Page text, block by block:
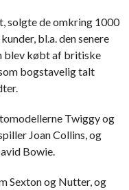
solgte de omkring 1000
bl.a. den senere
blev købt af britiske
bogstavelig talt
Twiggy og
Joan Collins, og
Bowie.
Sexton og Nutter, og